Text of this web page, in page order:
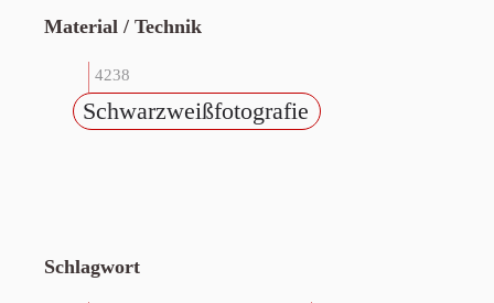
Material / Technik
4238
Schwarzweißfotografie
Schlagwort